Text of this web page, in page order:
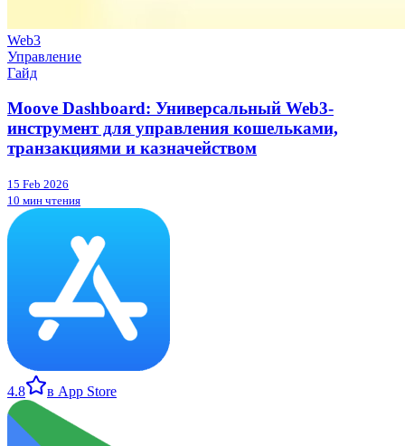
Web3
Управление
Гайд
Moove Dashboard: Универсальный Web3-
инструмент для управления кошельками,
транзакциями и казначейством
15 Feb 2026
10 мин чтения
4.8 в App Store